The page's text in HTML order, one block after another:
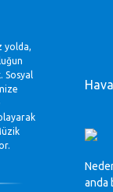
yolda,
Sosyal
anda